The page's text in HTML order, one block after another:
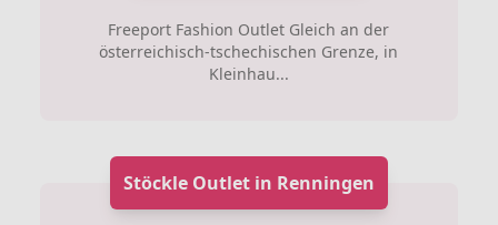
Freeport Fashion Outlet Gleich an der
österreichisch-tschechischen Grenze, in
Kleinhau...
Stöckle Outlet in Renningen